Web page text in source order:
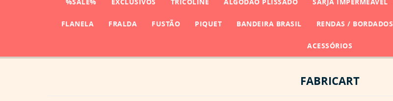
FLANELA FRALDA FUSTÃO PIQUET BANDEIRA BRASIL RENDAS / BORDADOS
ACESSÓRIOS
FABRICART